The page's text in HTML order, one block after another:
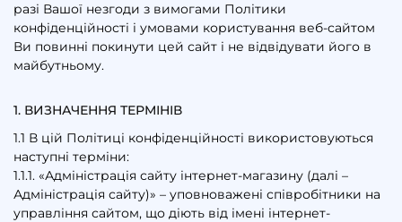
разі Вашої незгоди з вимогами Політики
конфіденційності і умовами користування веб-сайтом
Ви повинні покинути цей сайт і не відвідувати його в
майбутньому.
1. ВИЗНАЧЕННЯ ТЕРМІНІВ
1.1 В цій Політиці конфіденційності використовуються
наступні терміни:
1.1.1. «Адміністрація сайту інтернет-магазину (далі –
Адміністрація сайту)» – уповноважені співробітники на
управління сайтом, що діють від імені інтернет-